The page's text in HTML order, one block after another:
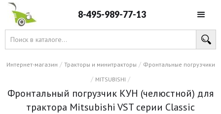
8-495-989-77-13
Интернет-магазин / Тракторы и минитракторы / Фронтальные погрузчики
/ MITSUBISHI /
Фронтальный погрузчик КУН (челюстной) для
трактора Mitsubishi VST серии Classic